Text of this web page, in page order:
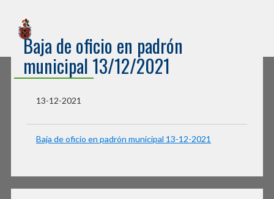
Ayuntamiento de Burlada
Baja de oficio en padrón
municipal 13/12/2021
13-12-2021
Baja de oficio en padrón municipal 13-12-2021